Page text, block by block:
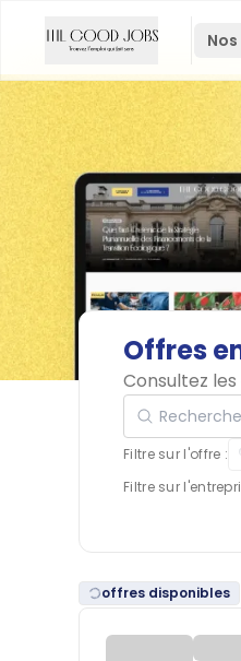
Offres
Consultez
Rechercher
Filtre sur l'offre :
Filtre sur
offres disponibles